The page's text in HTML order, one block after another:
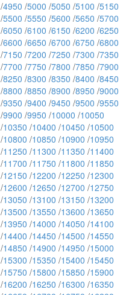
/4950 /5000 /5050 /5100 /5150
/5500 /5550 /5600 /5650 /5700
/6050 /6100 /6150 /6200 /6250
/6600 /6650 /6700 /6750 /6800
/7150 /7200 /7250 /7300 /7350
/7700 /7750 /7800 /7850 /7900
/8250 /8300 /8350 /8400 /8450
/8800 /8850 /8900 /8950 /9000
/9350 /9400 /9450 /9500 /9550
/9900 /9950 /10000 /10050
/10350 /10400 /10450 /10500
/10800 /10850 /10900 /10950
/11250 /11300 /11350 /11400
/11700 /11750 /11800 /11850
/12150 /12200 /12250 /12300
/12600 /12650 /12700 /12750
/13050 /13100 /13150 /13200
/13500 /13550 /13600 /13650
/13950 /14000 /14050 /14100
/14400 /14450 /14500 /14550
/14850 /14900 /14950 /15000
/15300 /15350 /15400 /15450
/15750 /15800 /15850 /15900
/16200 /16250 /16300 /16350